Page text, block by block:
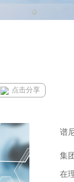
点击分享
谱
集
在